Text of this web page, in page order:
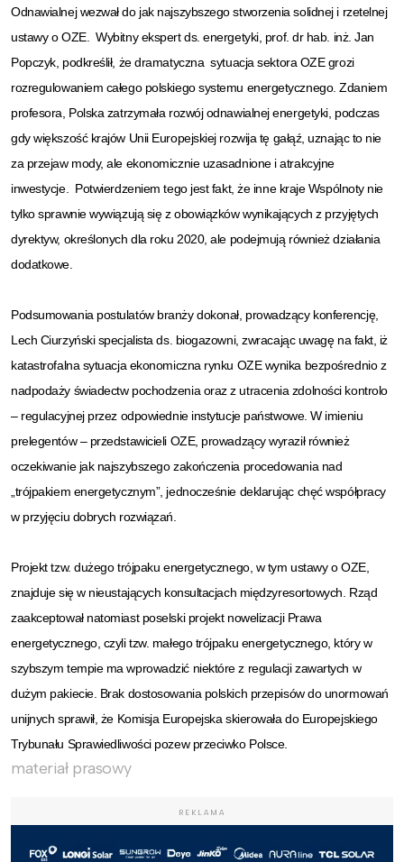
Odnawialnej wezwał do jak najszybszego stworzenia solidnej i rzetelnej
ustawy o OZE. Wybitny ekspert ds. energetyki, prof. dr hab. inż. Jan
Popczyk, podkreślił, że dramatyczna sytuacja sektora OZE grozi
rozregulowaniem całego polskiego systemu energetycznego. Zdaniem
profesora, Polska zatrzymała rozwój odnawialnej energetyki, podczas
gdy większość krajów Unii Europejskiej rozwija tę gałąź, uznając to nie
za przejaw mody, ale ekonomicznie uzasadnione i atrakcyjne
inwestycje. Potwierdzeniem tego jest fakt, że inne kraje Wspólnoty nie
tylko sprawnie wywiązują się z obowiązków wynikających z przyjętych
dyrektyw, określonych dla roku 2020, ale podejmują również działania
dodatkowe.
Podsumowania postulatów branży dokonał, prowadzący konferencję,
Lech Ciurzyński specjalista ds. biogazowni, zwracając uwagę na fakt, iż
katastrofalna sytuacja ekonomiczna rynku OZE wynika bezpośrednio z
nadpodaży świadectw pochodzenia oraz z utracenia zdolności kontrolo
– regulacyjnej przez odpowiednie instytucje państwowe. W imieniu
prelegentów – przedstawicieli OZE, prowadzący wyraził również
oczekiwanie jak najszybszego zakończenia procedowania nad
„trójpakiem energetycznym”, jednocześnie deklarując chęć współpracy
w przyjęciu dobrych rozwiązań.
Projekt tzw. dużego trójpaku energetycznego, w tym ustawy o OZE,
znajduje się w nieustających konsultacjach międzyresortowych. Rząd
zaakceptował natomiast poselski projekt nowelizacji Prawa
energetycznego, czyli tzw. małego trójpaku energetycznego, który w
szybszym tempie ma wprowadzić niektóre z regulacji zawartych w
dużym pakiecie. Brak dostosowania polskich przepisów do unormowań
unijnych sprawił, że Komisja Europejska skierowała do Europejskiego
Trybunału Sprawiedliwości pozew przeciwko Polsce.
materiał prasowy
REKLAMA